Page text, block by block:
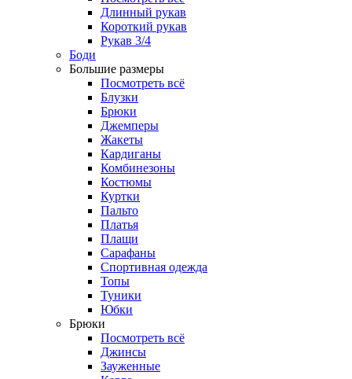
Длинный рукав
Короткий рукав
Рукав 3/4
Боди
Большие размеры
Посмотреть всё
Блузки
Брюки
Джемперы
Жакеты
Кардиганы
Комбинезоны
Костюмы
Куртки
Пальто
Платья
Плащи
Сарафаны
Спортивная одежда
Топы
Туники
Юбки
Брюки
Посмотреть всё
Джинсы
Зауженные